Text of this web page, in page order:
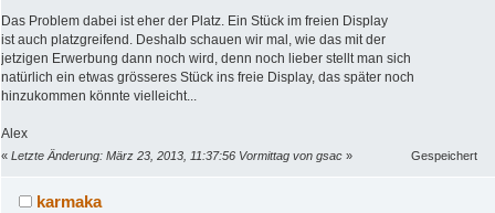
Das Problem dabei ist eher der Platz. Ein Stück im freien Display
ist auch platzgreifend. Deshalb schauen wir mal, wie das mit der
jetzigen Erwerbung dann noch wird, denn noch lieber stellt man sich
natürlich ein etwas grösseres Stück ins freie Display, das später noch
hinzukommen könnte vielleicht...
Alex
« Letzte Änderung: März 23, 2013, 11:37:56 Vormittag von gsac » Gespeichert
karmaka